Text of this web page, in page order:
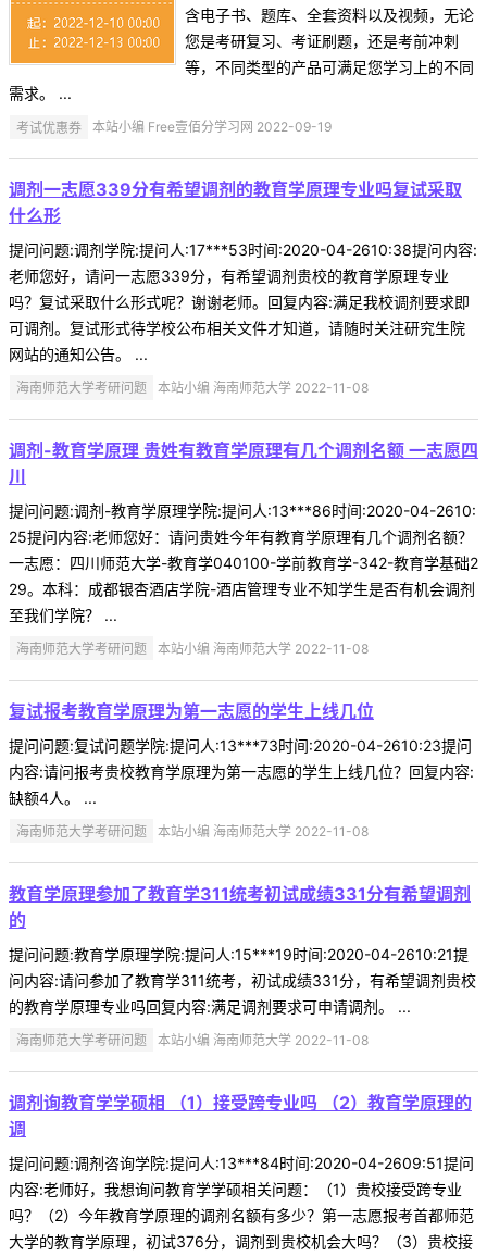
含电子书、题库、全套资料以及视频，无论
您是考研复习、考证刷题，还是考前冲刺
等，不同类型的产品可满足您学习上的不同
需求。 ...
考试优惠券 本站小编 Free壹佰分学习网 2022-09-19
调剂一志愿339分有希望调剂的教育学原理专业吗复试采取
什么形
提问问题:调剂学院:提问人:17***53时间:2020-04-2610:38提问内容:
老师您好，请问一志愿339分，有希望调剂贵校的教育学原理专业
吗？复试采取什么形式呢？谢谢老师。回复内容:满足我校调剂要求即
可调剂。复试形式待学校公布相关文件才知道，请随时关注研究生院
网站的通知公告。 ...
海南师范大学考研问题 本站小编 海南师范大学 2022-11-08
调剂-教育学原理 贵姓有教育学原理有几个调剂名额 一志愿四
川
提问问题:调剂-教育学原理学院:提问人:13***86时间:2020-04-2610:
25提问内容:老师您好：请问贵姓今年有教育学原理有几个调剂名额？
一志愿：四川师范大学-教育学040100-学前教育学-342-教育学基础2
29。本科：成都银杏酒店学院-酒店管理专业不知学生是否有机会调剂
至我们学院？ ...
海南师范大学考研问题 本站小编 海南师范大学 2022-11-08
复试报考教育学原理为第一志愿的学生上线几位
提问问题:复试问题学院:提问人:13***73时间:2020-04-2610:23提问
内容:请问报考贵校教育学原理为第一志愿的学生上线几位？回复内容:
缺额4人。 ...
海南师范大学考研问题 本站小编 海南师范大学 2022-11-08
教育学原理参加了教育学311统考初试成绩331分有希望调剂
的
提问问题:教育学原理学院:提问人:15***19时间:2020-04-2610:21提
问内容:请问参加了教育学311统考，初试成绩331分，有希望调剂贵校
的教育学原理专业吗回复内容:满足调剂要求可申请调剂。 ...
海南师范大学考研问题 本站小编 海南师范大学 2022-11-08
调剂询教育学学硕相 （1）接受跨专业吗 （2）教育学原理的
调
提问问题:调剂咨询学院:提问人:13***84时间:2020-04-2609:51提问
内容:老师好，我想询问教育学学硕相关问题：（1）贵校接受跨专业
吗？（2）今年教育学原理的调剂名额有多少？第一志愿报考首都师范
大学的教育学原理，初试376分，调剂到贵校机会大吗？（3）贵校接